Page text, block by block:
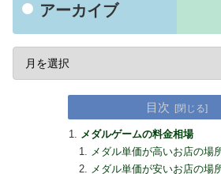
アーカイブ
目次
メダルゲームの料金相場
メダル単価が高いお店の場
メダル単価が安いお店の場